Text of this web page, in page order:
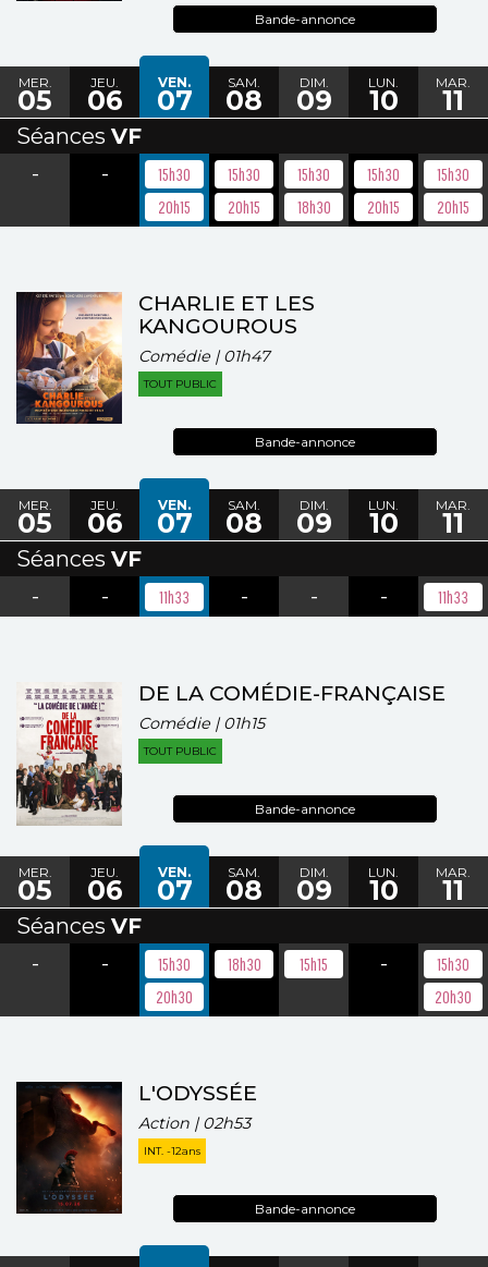
Bande-annonce
MER.
05
JEU.
06
VEN.
07
SAM.
08
DIM.
09
LUN.
10
MAR.
11
Séances VF
-
-
15h30
20h15
15h30
20h15
15h30
18h30
15h30
20h15
15h30
20h15
CHARLIE ET LES
KANGOUROUS
Comédie | 01h47
TOUT PUBLIC
Bande-annonce
MER.
05
JEU.
06
VEN.
07
SAM.
08
DIM.
09
LUN.
10
MAR.
11
Séances VF
-
- 11h33 - - - 11h33
DE LA COMÉDIE-FRANÇAISE
Comédie | 01h15
TOUT PUBLIC
Bande-annonce
MER.
05
JEU.
06
VEN.
07
SAM.
08
DIM.
09
LUN.
10
MAR.
11
Séances VF
-
-
15h30
20h30
18h30 15h15 -
15h30
20h30
L'ODYSSÉE
Action | 02h53
INT. -12ans
Bande-annonce